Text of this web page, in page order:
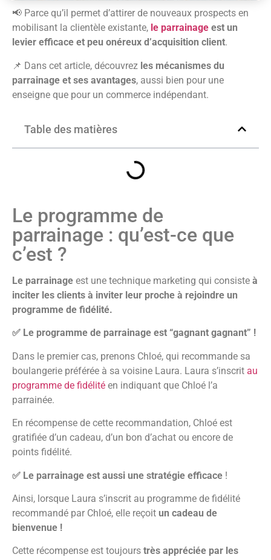
📢 Parce qu’il permet d’attirer de nouveaux prospects en
mobilisant la clientèle existante, le parrainage est un
levier efficace et peu onéreux d’acquisition client.
📌 Dans cet article, découvrez les mécanismes du
parrainage et ses avantages, aussi bien pour une
enseigne que pour un commerce indépendant.
Table des matières
Le programme de
parrainage : qu’est-ce que
c’est ?
Le parrainage est une technique marketing qui consiste à
inciter les clients à inviter leur proche à rejoindre un
programme de fidélité.
✅ Le programme de parrainage est “gagnant gagnant” !
Dans le premier cas, prenons Chloé, qui recommande sa
boulangerie préférée à sa voisine Laura. Laura s’inscrit au
programme de fidélité en indiquant que Chloé l’a
parrainée.
En récompense de cette recommandation, Chloé est
gratifiée d’un cadeau, d’un bon d’achat ou encore de
points fidélité.
✅ Le parrainage est aussi une stratégie efficace !
Ainsi, lorsque Laura s’inscrit au programme de fidélité
recommandé par Chloé, elle reçoit un cadeau de
bienvenue !
Cette récompense est toujours très appréciée par les